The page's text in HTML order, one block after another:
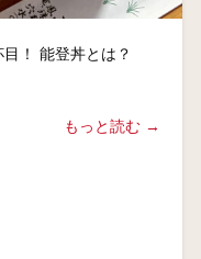
！ 能登丼とは？
もっと読む →